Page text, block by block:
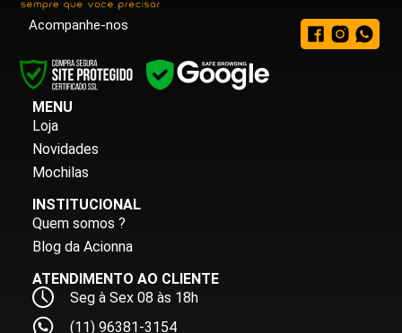
Acompanhe-nos
MENU
Loja
Novidades
Mochilas
INSTITUCIONAL
Quem somos ?
Blog da Acionna
ATENDIMENTO AO CLIENTE
Seg à Sex 08 às 18h
(11) 96381-3154